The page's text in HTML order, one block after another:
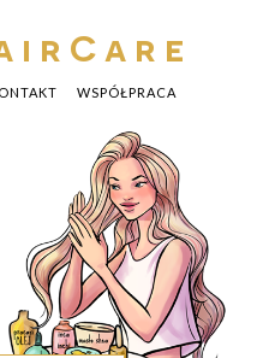
WSPÓŁPRACA